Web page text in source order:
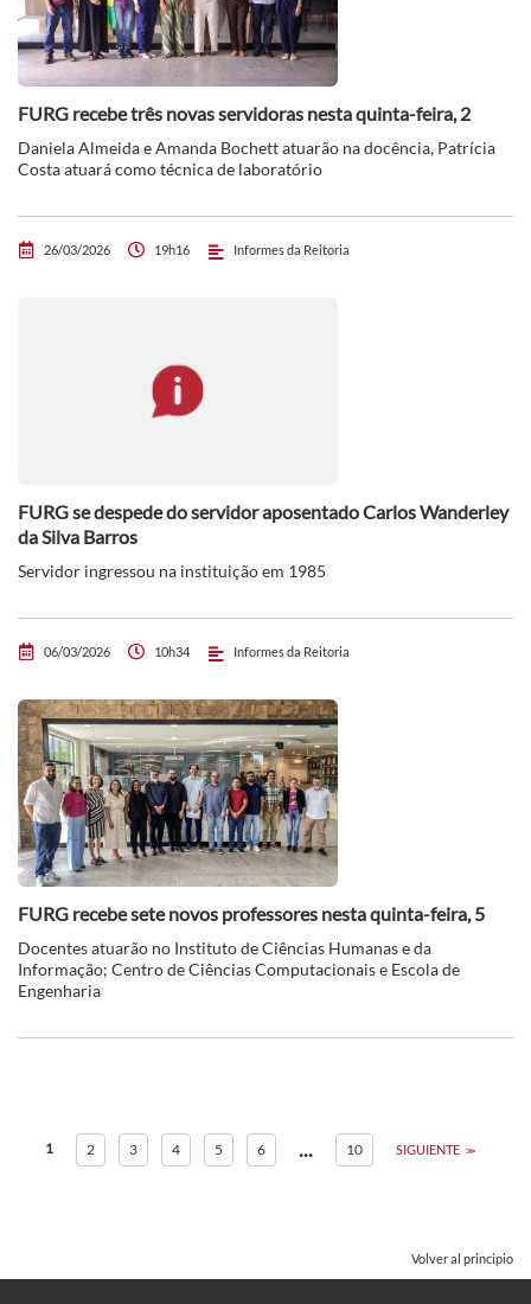
FURG recebe três novas servidoras nesta quinta-feira, 2
Daniela Almeida e Amanda Bochett atuarão na docência, Patrícia
Costa atuará como técnica de laboratório
26/03/2026 19h16 Informes da Reitoria
FURG se despede do servidor aposentado Carlos Wanderley
da Silva Barros
Servidor ingressou na instituição em 1985
06/03/2026 10h34 Informes da Reitoria
FURG recebe sete novos professores nesta quinta-feira, 5
Docentes atuarão no Instituto de Ciências Humanas e da
Informação; Centro de Ciências Computacionais e Escola de
Engenharia
1 2 3 4 5 6 ... 10 SIGUIENTE
Volver al principio